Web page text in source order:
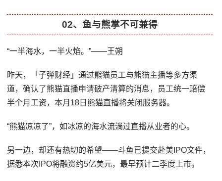
02、鱼与熊掌不可兼得
“一半海水，一半火焰。”——王朔
昨天，「子弹财经」通过熊猫员工与熊猫主播等多方渠
道，确认了熊猫直播申请破产清算的消息，员工统一赔偿
半个月工资，本月18日熊猫直播将关闭服务器。
“熊猫凉凉了”，如冰凉的海水流淌过直播从业者的心。
另一边，却还有热切的希望——斗鱼已提交赴美IPO文件，
据悉本次IPO将融资约5亿美元，最早预计二季度上市。